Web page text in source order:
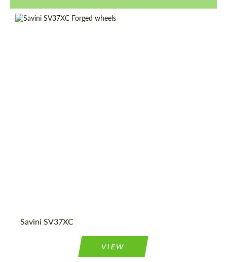
Savini SV37XC
VIEW